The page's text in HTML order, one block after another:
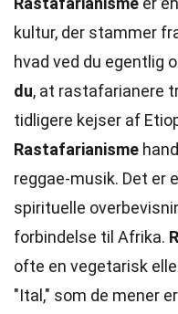
kultur, der stammer
hvad ved du egentlig
du, at rastafarianere
tidligere kejser af
Rastafarianisme
reggae-musik. Det er
spirituelle
forbindelse til Afrika.
ofte en vegetarisk
"Ital," som de mener